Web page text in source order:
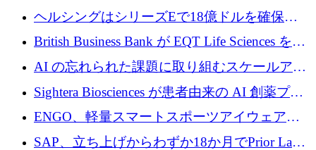
センサーをEUのクリーンエア政策の中心に据
ヘルシングはシリーズEで18億ドルを確保、
ウーバーはデリバリー・ヒーローを130億ユー
ロの契約で買収、レボルトは2027年に米国の
銀行を立ち上げる
British Business Bank が EQT Life Sciences を
2,500 万ユーロのコミットメントで支援
AI の忘れられた課題に取り組むスケールアッ
プを実現: カメラロール
Sightera Biosciences が患者由来の AI 創薬プラ
ットフォームを拡大するために 300 万ユーロ
のプレシードをクローズ
ENGO、軽量スマートスポーツアイウェアの
進歩のために510万ユーロを調達
SAP、立ち上げからわずか18か月でPrior Labs